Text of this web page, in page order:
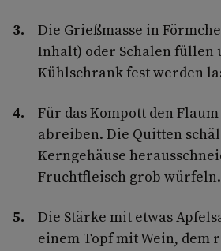
Die Grießmasse in
Inhalt) oder Schalen füllen
Kühlschrank fest werden
Für das Kompott den
abreiben. Die Quitten
Kerngehäuse
Fruchtfleisch grob würfeln.
Die Stärke mit etwas
einem Topf mit Wein, dem